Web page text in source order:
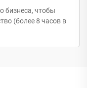
бизнеса, чтобы
(более 8 часов в